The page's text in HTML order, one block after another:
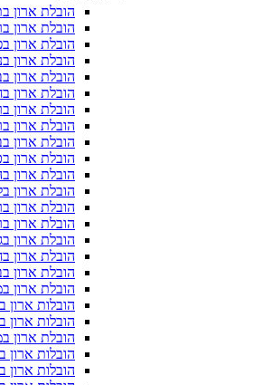
הובלת ארון
הובלת ארון
הובלת ארון
הובלת ארון
הובלת ארון
הובלת ארון
הובלת ארון
הובלת ארון
הובלת ארון
הובלת ארון
הובלת ארון
הובלת ארון
הובלת ארון
הובלת ארון
הובלת ארון
הובלת ארון
הובלת ארון
הובלת ארון
הובלות ארון
הובלות ארון
הובלת ארון
הובלות ארון
הובלות ארון